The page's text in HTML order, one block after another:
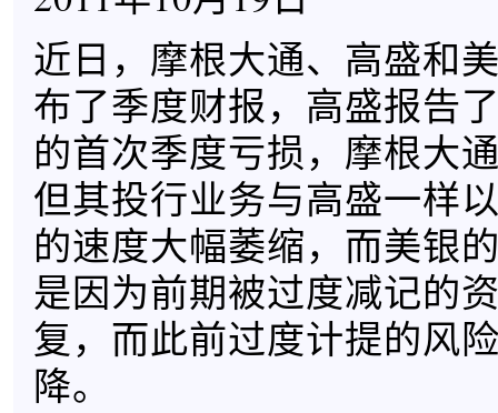
近日，摩根大通、高盛和
布了季度财报，高盛报告
的首次季度亏损，摩根大
但其投行业务与高盛一样
的速度大幅萎缩，而美银
是因为前期被过度减记的
复，而此前过度计提的风
降。